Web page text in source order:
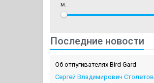
м.
Последние новости
Об отпугивателях Bird Gard
Сергей Владимирович Столетов